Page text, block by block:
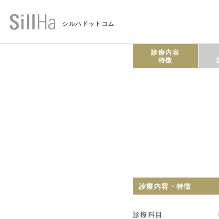
シルハドットコム
診療内容
特徴
診療内容・特徴
診療科目